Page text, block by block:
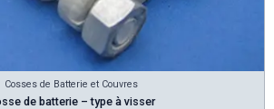
Cosses de Batterie et Couvres
de batterie – type à visser